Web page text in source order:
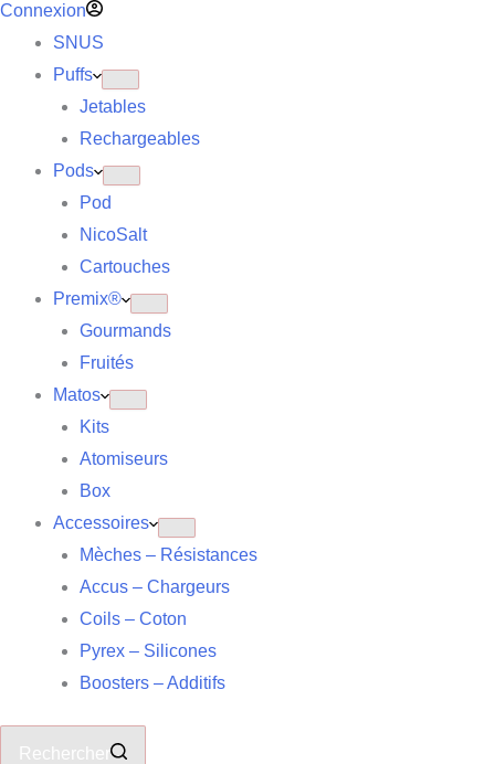
Connexion
SNUS
Puffs
Jetables
Rechargeables
Pods
Pod
NicoSalt
Cartouches
Premix®
Gourmands
Fruités
Matos
Kits
Atomiseurs
Box
Accessoires
Mèches – Résistances
Accus – Chargeurs
Coils – Coton
Pyrex – Silicones
Boosters – Additifs
Rechercher